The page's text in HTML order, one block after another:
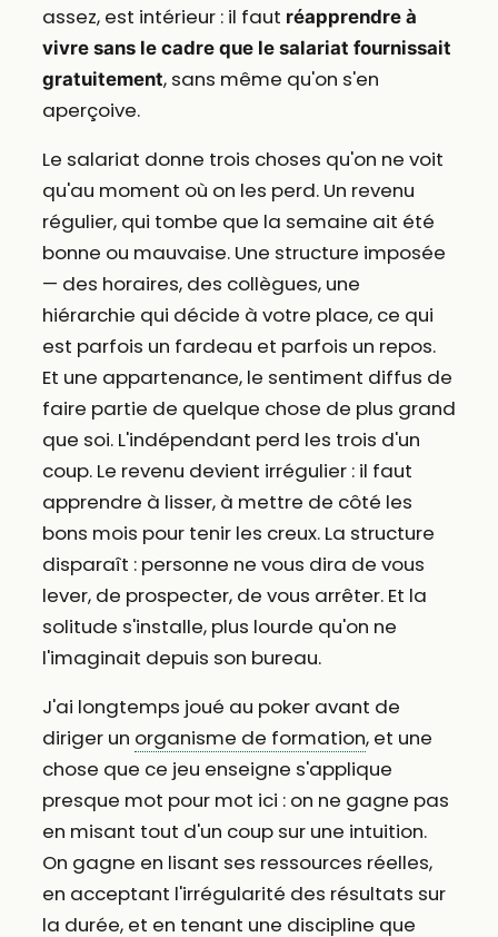
assez, est intérieur : il faut réapprendre à
vivre sans le cadre que le salariat fournissait
gratuitement, sans même qu'on s'en
aperçoive.
Le salariat donne trois choses qu'on ne voit
qu'au moment où on les perd. Un revenu
régulier, qui tombe que la semaine ait été
bonne ou mauvaise. Une structure imposée
— des horaires, des collègues, une
hiérarchie qui décide à votre place, ce qui
est parfois un fardeau et parfois un repos.
Et une appartenance, le sentiment diffus de
faire partie de quelque chose de plus grand
que soi. L'indépendant perd les trois d'un
coup. Le revenu devient irrégulier : il faut
apprendre à lisser, à mettre de côté les
bons mois pour tenir les creux. La structure
disparaît : personne ne vous dira de vous
lever, de prospecter, de vous arrêter. Et la
solitude s'installe, plus lourde qu'on ne
l'imaginait depuis son bureau.
J'ai longtemps joué au poker avant de
diriger un organisme de formation, et une
chose que ce jeu enseigne s'applique
presque mot pour mot ici : on ne gagne pas
en misant tout d'un coup sur une intuition.
On gagne en lisant ses ressources réelles,
en acceptant l'irrégularité des résultats sur
la durée, et en tenant une discipline que